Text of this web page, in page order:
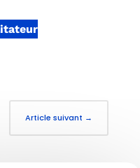
Article suivant →